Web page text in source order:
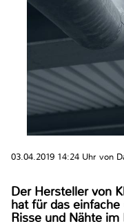
03.04.2019 14:24 Uhr von
Der Hersteller von
hat für das
Risse und Nähte